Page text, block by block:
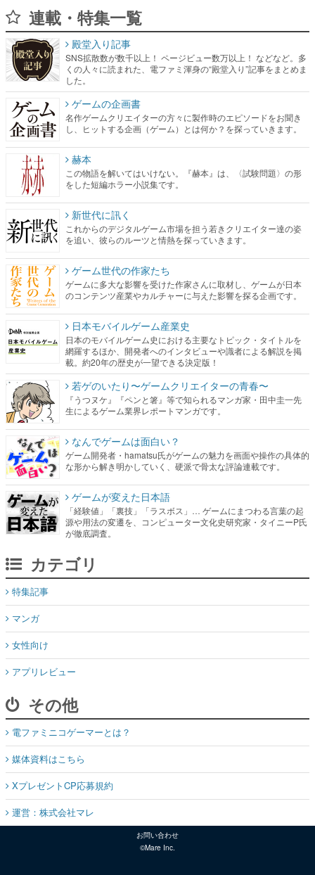
連載・特集一覧
殿堂入り記事
SNS拡散数が数千以上！ ページビュー数万以上！ などなど。多
くの人々に読まれた、電ファミ渾身の“殿堂入り”記事をまとめま
した。
ゲームの企画書
名作ゲームクリエイターの方々に製作時のエピソードをお聞き
し、ヒットする企画（ゲーム）とは何か？を探っていきます。
赫本
この物語を解いてはいけない。『赫本』は、〈試験問題〉の形
をした短編ホラー小説集です。
新世代に訊く
これからのデジタルゲーム市場を担う若きクリエイター達の姿
を追い、彼らのルーツと情熱を探っていきます。
ゲーム世代の作家たち
ゲームに多大な影響を受けた作家さんに取材し、ゲームが日本
のコンテンツ産業やカルチャーに与えた影響を探る企画です。
日本モバイルゲーム産業史
日本のモバイルゲーム史における主要なトピック・タイトルを
網羅するほか、開発者へのインタビューや識者による解説を掲
載。約20年の歴史が一望できる決定版！
若ゲのいたり〜ゲームクリエイターの青春〜
『うつヌケ』『ペンと箸』等で知られるマンガ家・田中圭一先
生によるゲーム業界レポートマンガです。
なんでゲームは面白い？
ゲーム開発者・hamatsu氏がゲームの魅力を画面や操作の具体的
な形から解き明かしていく、硬派で骨太な評論連載です。
ゲームが変えた日本語
「経験値」「裏技」「ラスボス」… ゲームにまつわる言葉の起
源や用法の変遷を、コンピューター文化史研究家・タイニーP氏
が徹底調査。
カテゴリ
特集記事
マンガ
女性向け
アプリレビュー
その他
電ファミニコゲーマーとは？
媒体資料はこちら
XプレゼントCP応募規約
運営：株式会社マレ
お問い合わせ
©Mare Inc.